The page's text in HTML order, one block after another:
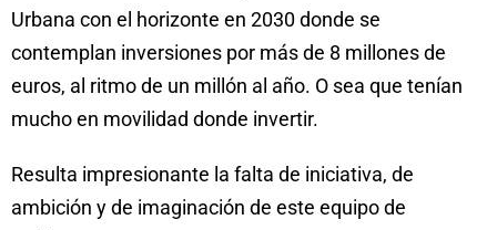
Urbana con el horizonte en 2030 donde se
contemplan inversiones por más de 8 millones de
euros, al ritmo de un millón al año. O sea que tenían
mucho en movilidad donde invertir.
Resulta impresionante la falta de iniciativa, de
ambición y de imaginación de este equipo de